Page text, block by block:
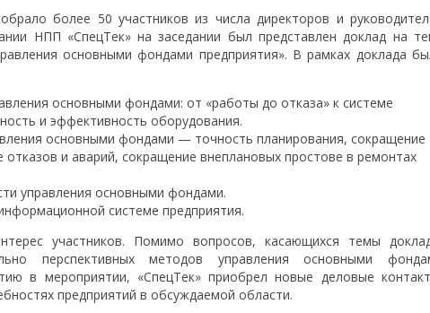
более 50 участников из числа директоров и
НПП «СпецТек» на заседании был представлен доклад на
основными фондами предприятия». В рамках доклада
основными фондами: от «работы до отказа» к системе
и эффективность оборудования.
основными фондами — точность планирования, сокращение
отказов и аварий, сокращение внеплановых простове в ремонтах
управления основными фондами.
системе предприятия.
участников. Помимо вопросов, касающихся темы
перспективных методов управления основными
в мероприятии, «СпецТек» приобрел новые деловые
предприятий в обсуждаемой области.